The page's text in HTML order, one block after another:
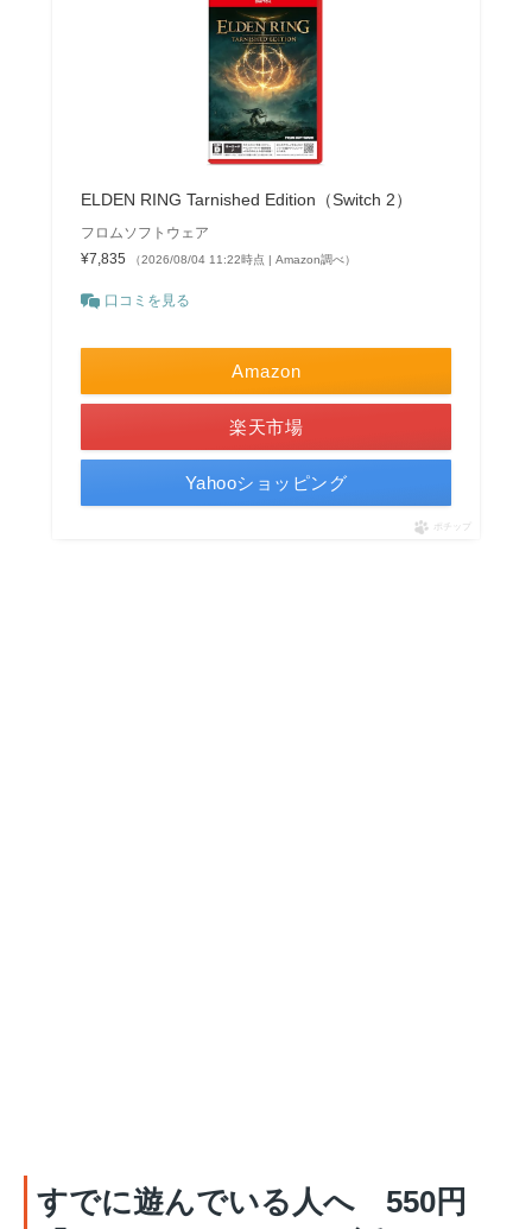
ELDEN RING Tarnished Edition（Switch 2）
フロムソフトウェア
¥7,835
（2026/08/04 11:22時点 | Amazon調べ）
口コミを見る
Amazon
楽天市場
Yahooショッピング
ポチップ
すでに遊んでいる人へ 550円